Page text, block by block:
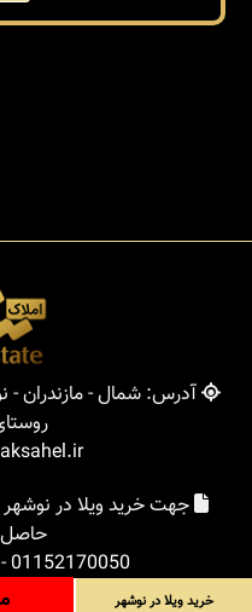
آدرس: شمال - مازندران
جهت خرید ویلا در
حاصل
01152170050
-
خرید ویلا در نوشهر